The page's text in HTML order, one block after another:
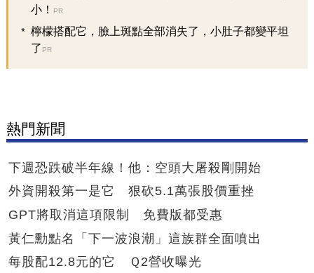
小！
PR
檸檬搭配它，臉上斑點全部消失了，小肚子都變平坦
了 PR
熱門新聞
下週恐跌破半年線！他：空頭大屠殺剛開始
外資開殺第一是它 狠砍5.1萬張股價重挫
GPT將取消這項限制 免費版都受惠
黃仁勳點名「下一波浪潮」這族群全面噴出
每股配12.8元的它 Ｑ2營收曝光